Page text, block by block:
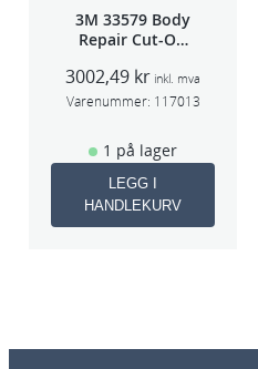
3M 33579 Body
Repair Cut-Off
75mm
3002,49 kr inkl. mva
Varenummer: 117013
1 på lager
LEGG I
HANDLEKURV